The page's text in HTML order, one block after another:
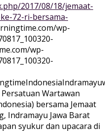
2017/08/18/jemaat-
72-ri-bersama-
wp-
wp-
Indonesia
Wartawan
bersama Jemaat
Indramayu Jawa Barat
syukur dan upacara di